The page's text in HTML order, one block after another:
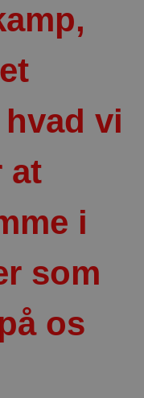
vi
at
i
som
os